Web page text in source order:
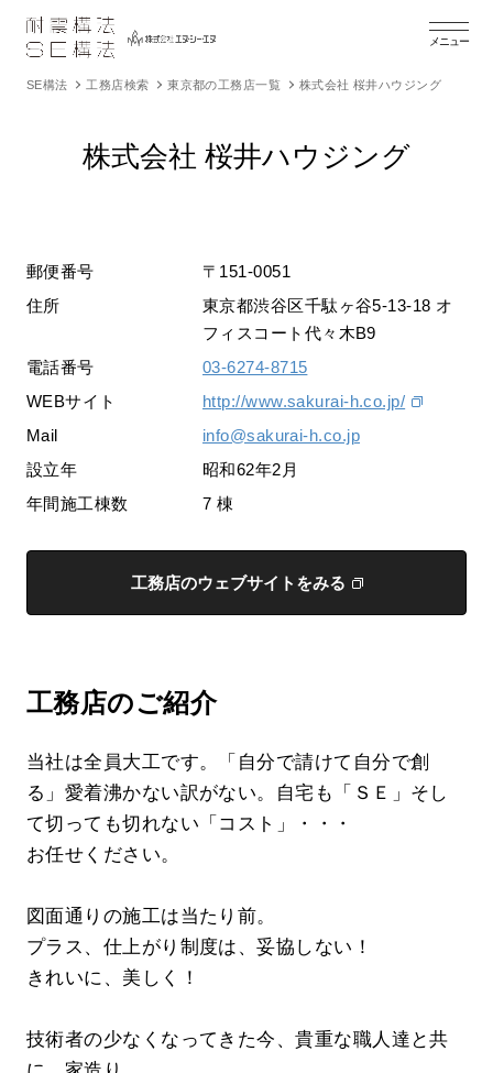
メニュー
SE構法 工務店検索 東京都の工務店一覧 株式会社 桜井ハウジング
株式会社 桜井ハウジング
郵便番号
〒151-0051
住所
東京都渋谷区千駄ヶ谷5-13-18 オ
フィスコート代々木B9
電話番号
03-6274-8715
WEBサイト
http://www.sakurai-h.co.jp/
Mail
info@sakurai-h.co.jp
設立年
昭和62年2月
年間施工棟数
7 棟
工務店のウェブサイトをみる
工務店のご紹介
当社は全員大工です。「自分で請けて自分で創
る」愛着沸かない訳がない。自宅も「ＳＥ」そし
て切っても切れない「コスト」・・・
お任せください。
図面通りの施工は当たり前。
プラス、仕上がり制度は、妥協しない！
きれいに、美しく！
技術者の少なくなってきた今、貴重な職人達と共